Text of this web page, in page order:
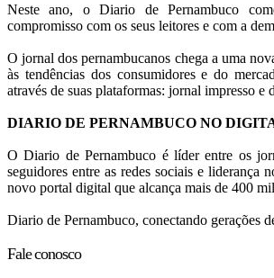
Neste ano, o Diario de Pernambuco
compromisso com os seus leitores e com a
O jornal dos pernambucanos chega a uma
às tendências dos consumidores e do
através de suas plataformas: jornal impresso
DIARIO DE PERNAMBUCO NO
O Diario de Pernambuco é líder entre os
seguidores entre as redes sociais e liderança
novo portal digital que alcança mais de 400
Diario de Pernambuco, conectando gerações
Fale conosco